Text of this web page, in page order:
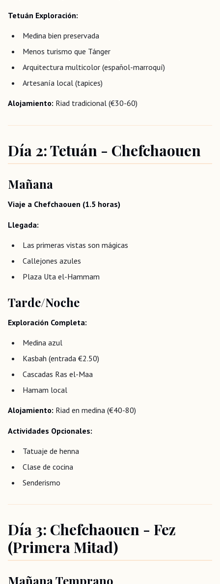
Tetuán Exploración:
Medina bien preservada
Menos turismo que Tánger
Arquitectura multicolor (español-marroquí)
Artesanía local (tapices)
Alojamiento: Riad tradicional (€30-60)
Día 2: Tetuán - Chefchaouen
Mañana
Viaje a Chefchaouen (1.5 horas)
Llegada:
Las primeras vistas son mágicas
Callejones azules
Plaza Uta el-Hammam
Tarde/Noche
Exploración Completa:
Medina azul
Kasbah (entrada €2.50)
Cascadas Ras el-Maa
Hamam local
Alojamiento: Riad en medina (€40-80)
Actividades Opcionales:
Tatuaje de henna
Clase de cocina
Senderismo
Día 3: Chefchaouen - Fez
(Primera Mitad)
Mañana Temprano